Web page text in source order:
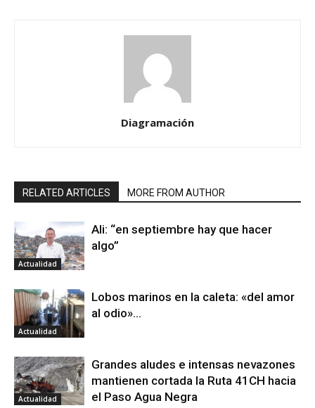
Diagramación
RELATED ARTICLES MORE FROM AUTHOR
Actualidad
Ali: “en septiembre hay que hacer
algo”
Actualidad
Lobos marinos en la caleta: «del amor
al odio»…
Actualidad
Grandes aludes e intensas nevazones
mantienen cortada la Ruta 41CH hacia
el Paso Agua Negra